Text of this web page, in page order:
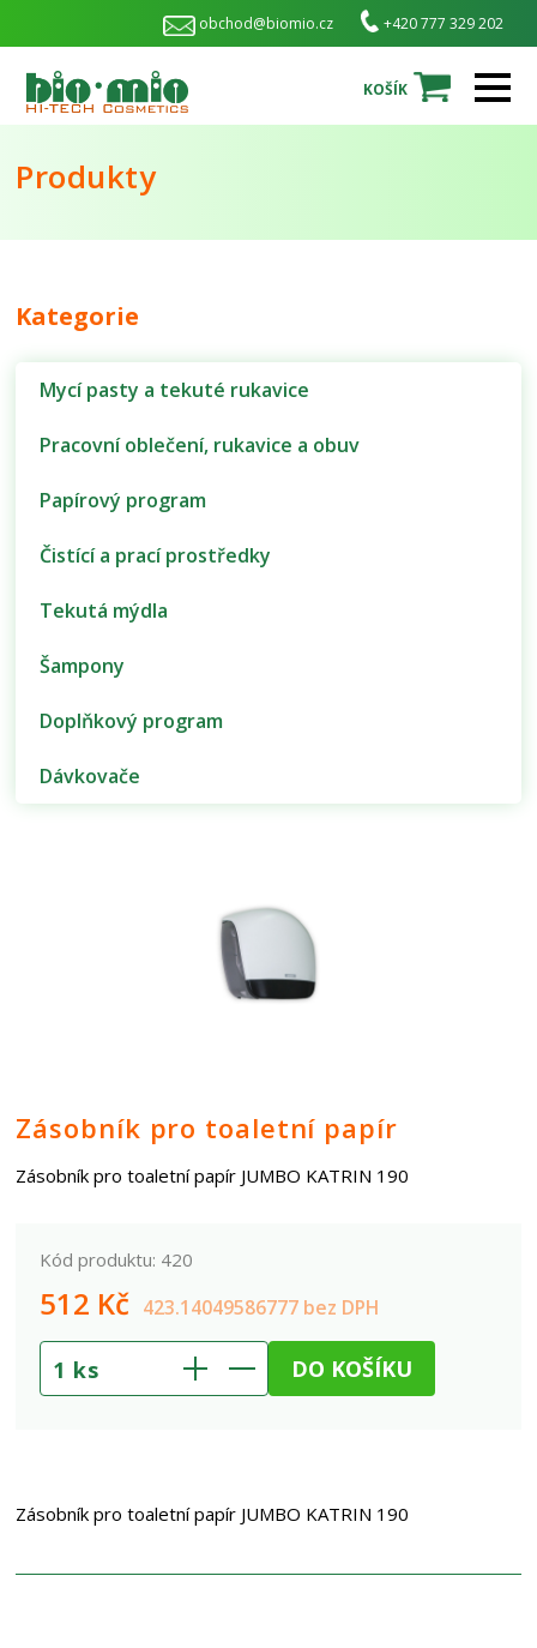
+420 777 329 202
obchod@biomio.cz
KOŠÍK
Produkty
Kategorie
Mycí pasty a tekuté rukavice
Pracovní oblečení, rukavice a obuv
Papírový program
Čistící a prací prostředky
Tekutá mýdla
Šampony
Doplňkový program
Dávkovače
Zásobník pro toaletní papír
Zásobník pro toaletní papír JUMBO KATRIN 190
Kód produktu: 420
512 Kč 423.14049586777 bez DPH
1 ks DO KOŠÍKU
Zásobník pro toaletní papír JUMBO KATRIN 190